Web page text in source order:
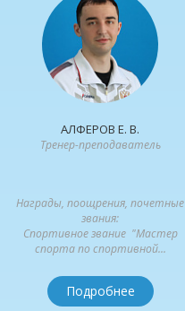
АЛФЕРОВ Е. В.
Тренер-преподаватель
Награды, поощрения, почетные
звания:
Спортивное звание "Мастер
спорта по спортивной...
Подробнее